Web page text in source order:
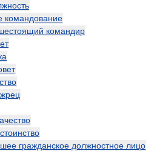
командование
командир
гражданское должностное лицо